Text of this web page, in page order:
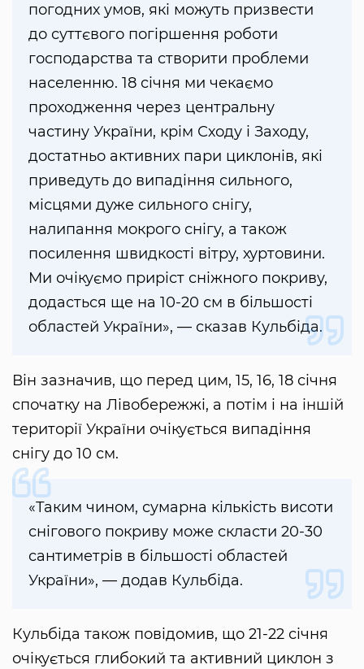
погодних умов, які можуть призвести
до суттєвого погіршення роботи
господарства та створити проблеми
населенню. 18 січня ми чекаємо
проходження через центральну
частину України, крім Сходу і Заходу,
достатньо активних пари циклонів, які
приведуть до випадіння сильного,
місцями дуже сильного снігу,
налипання мокрого снігу, а також
посилення швидкості вітру, хуртовини.
Ми очікуємо приріст сніжного покриву,
додасться ще на 10-20 см в більшості
областей України», — сказав Кульбіда.
Він зазначив, що перед цим, 15, 16, 18 січня
спочатку на Лівобережжі, а потім і на іншій
території України очікується випадіння
снігу до 10 см.
«Таким чином, сумарна кількість висоти
снігового покриву може скласти 20-30
сантиметрів в більшості областей
України», — додав Кульбіда.
Кульбіда також повідомив, що 21-22 січня
очікується глибокий та активний циклон з